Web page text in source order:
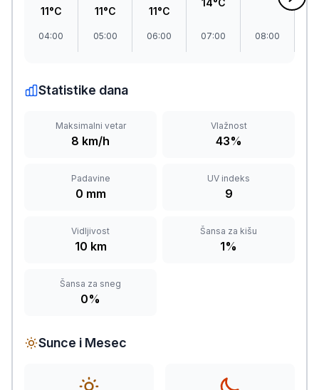
11°C
04:00
11°C
05:00
11°C
06:00 07:00 08:00
Statistike dana
Maksimalni vetar
8 km/h
Vlažnost
43%
Padavine
0 mm
UV indeks
9
Vidljivost
10 km
Šansa za kišu
1%
Šansa za sneg
0%
Sunce i Mesec